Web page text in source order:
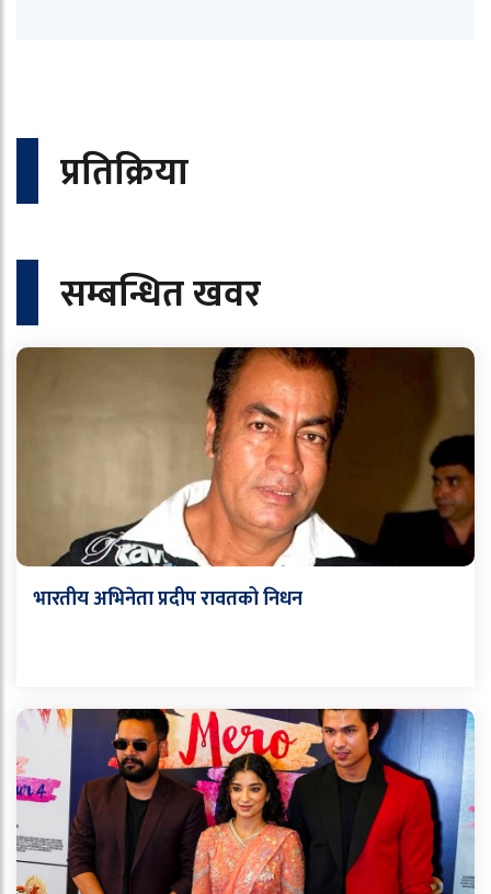
प्रतिक्रिया
सम्बन्धित खवर
भारतीय अभिनेता प्रदीप रावतको निधन